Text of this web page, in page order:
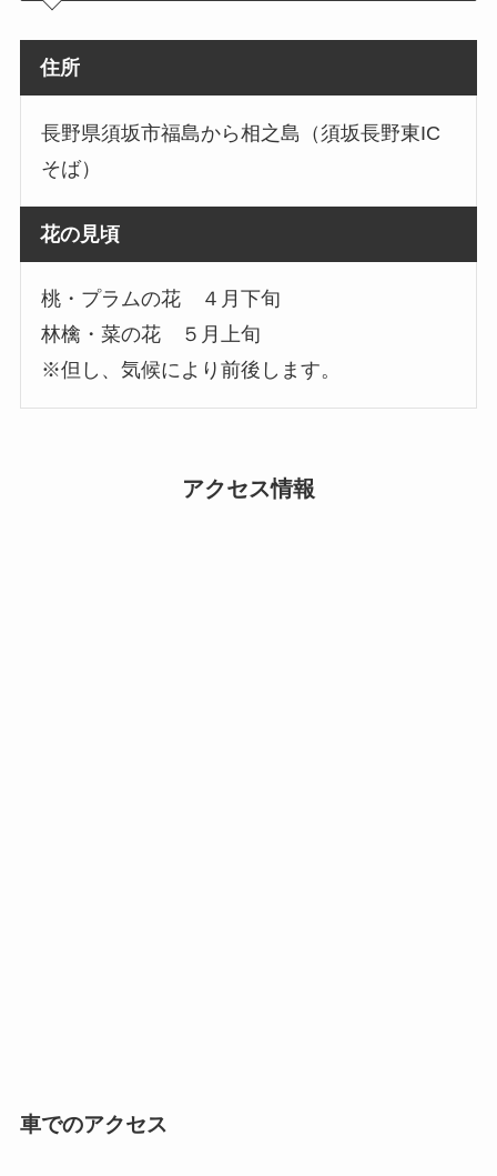
住所
長野県須坂市福島から相之島（須坂長野東IC
そば）
花の見頃
桃・プラムの花 ４月下旬
林檎・菜の花 ５月上旬
※但し、気候により前後します。
アクセス情報
車でのアクセス